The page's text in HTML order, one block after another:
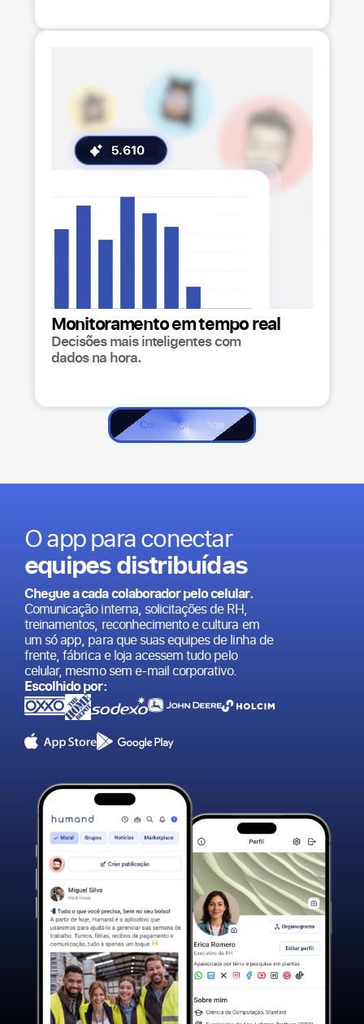
Monitoramento em tempo real
Decisões mais inteligentes com
dados na hora.
Comece grátis hoje
O app para conectar
equipes distribuídas
Chegue a cada colaborador pelo celular.
Comunicação interna, solicitações de RH,
treinamentos, reconhecimento e cultura em
um só app, para que suas equipes de linha de
frente, fábrica e loja acessem tudo pelo
celular, mesmo sem e-mail corporativo.
Escolhido por: